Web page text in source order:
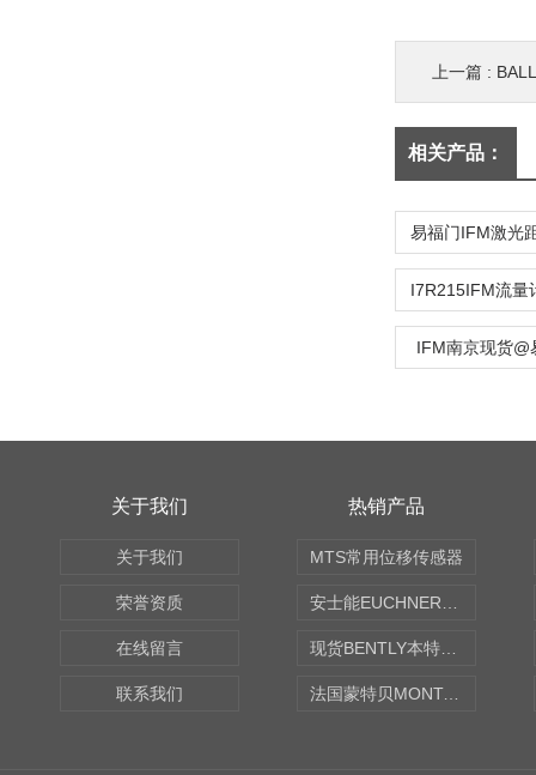
上一篇 :
相关产品：
IFM南京现货@
关于我们
关于我们
荣誉资质
在线留言
联系我们
热销产品
MTS常用位移传感器
法国蒙特贝MONTABERT打壳机凿岩机Z92